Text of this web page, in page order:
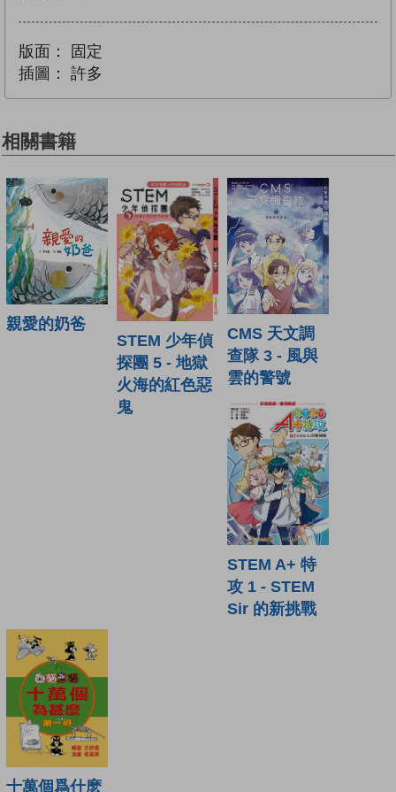
版面：
固定
插圖：
許多
相關書籍
親愛的奶爸
STEM 少年偵
探團 5 - 地獄
火海的紅色惡
鬼
CMS 天文調
查隊 3 - 風與
雲的警號
STEM A+ 特
攻 1 - STEM
Sir 的新挑戰
十萬個爲什麽